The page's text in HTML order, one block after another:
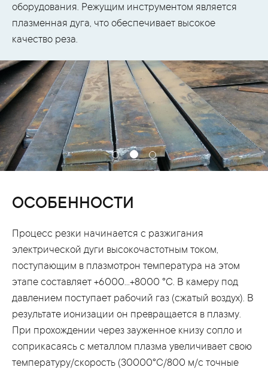
оборудования. Режущим инструментом является
плазменная дуга, что обеспечивает высокое
качество реза.
ОСОБЕННОСТИ
Процесс резки начинается с разжигания
электрической дуги высокочастотным током,
поступающим в плазмотрон температура на этом
этапе составляет +6000...+8000 °С. В камеру под
давлением поступает рабочий газ (сжатый воздух). В
результате ионизации он превращается в плазму.
При прохождении через зауженное книзу сопло и
соприкасаясь с металлом плазма увеличивает свою
температуру/скорость (30000°С/800 м/с точные